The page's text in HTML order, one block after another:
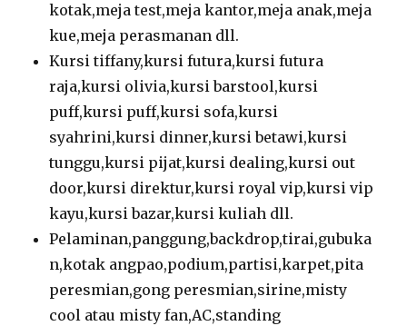
kotak,meja test,meja kantor,meja anak,meja
kue,meja perasmanan dll.
Kursi tiffany,kursi futura,kursi futura
raja,kursi olivia,kursi barstool,kursi
puff,kursi puff,kursi sofa,kursi
syahrini,kursi dinner,kursi betawi,kursi
tunggu,kursi pijat,kursi dealing,kursi out
door,kursi direktur,kursi royal vip,kursi vip
kayu,kursi bazar,kursi kuliah dll.
Pelaminan,panggung,backdrop,tirai,gubuka
n,kotak angpao,podium,partisi,karpet,pita
peresmian,gong peresmian,sirine,misty
cool atau misty fan,AC,standing